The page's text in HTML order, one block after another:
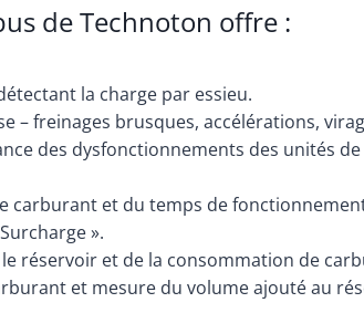
de Technoton offre :
la charge par essieu.
– freinages brusques, accélérations,
des dysfonctionnements des unités
carburant et du temps de
».
réservoir et de la consommation de
et mesure du volume ajouté au